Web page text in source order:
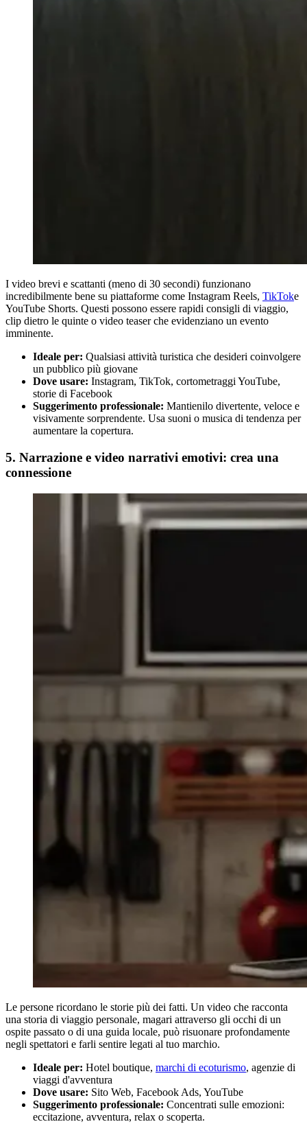
I video brevi e scattanti (meno di 30 secondi) funzionano
incredibilmente bene su piattaforme come Instagram Reels, TikToke
YouTube Shorts. Questi possono essere rapidi consigli di viaggio,
clip dietro le quinte o video teaser che evidenziano un evento
imminente.
Ideale per: Qualsiasi attività turistica che desideri coinvolgere
un pubblico più giovane
Dove usare: Instagram, TikTok, cortometraggi YouTube,
storie di Facebook
Suggerimento professionale: Mantienilo divertente, veloce e
visivamente sorprendente. Usa suoni o musica di tendenza per
aumentare la copertura.
5. Narrazione e video narrativi emotivi: crea una
connessione
Le persone ricordano le storie più dei fatti. Un video che racconta
una storia di viaggio personale, magari attraverso gli occhi di un
ospite passato o di una guida locale, può risuonare profondamente
negli spettatori e farli sentire legati al tuo marchio.
Ideale per: Hotel boutique, marchi di ecoturismo, agenzie di
viaggi d'avventura
Dove usare: Sito Web, Facebook Ads, YouTube
Suggerimento professionale: Concentrati sulle emozioni:
eccitazione, avventura, relax o scoperta.